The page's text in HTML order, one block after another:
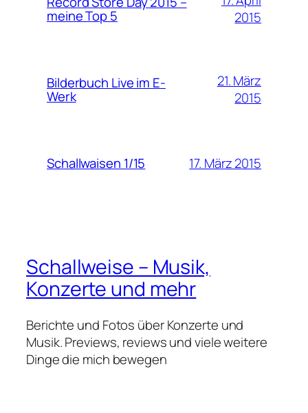
meine Top 5
2015
Bilderbuch Live im E-
Werk
21. März
2015
Schallwaisen 1/15 17. März 2015
Schallweise – Musik,
Konzerte und mehr
Berichte und Fotos über Konzerte und
Musik. Previews, reviews und viele weitere
Dinge die mich bewegen